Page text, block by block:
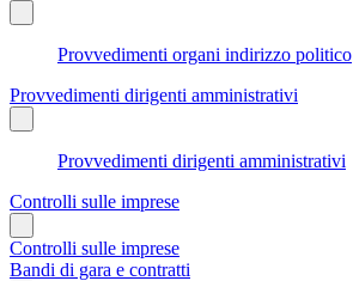
Provvedimenti organi indirizzo politico
Provvedimenti dirigenti amministrativi
Provvedimenti dirigenti amministrativi
Controlli sulle imprese
Controlli sulle imprese
Bandi di gara e contratti